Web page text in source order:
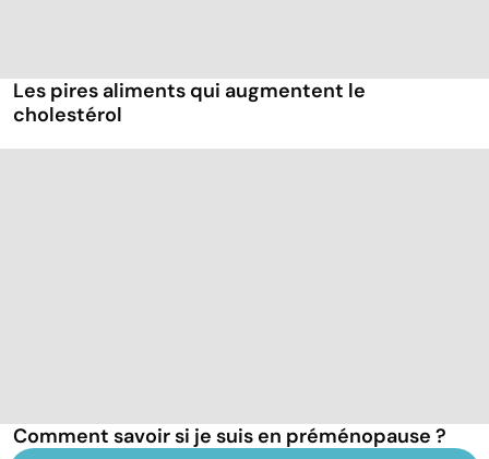
Les pires aliments qui augmentent le
cholestérol
Comment savoir si je suis en préménopause ?